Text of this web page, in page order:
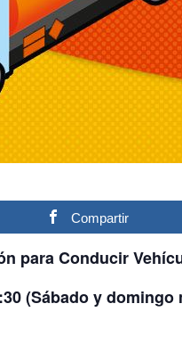
Compartir
para Conducir
(Sábado y